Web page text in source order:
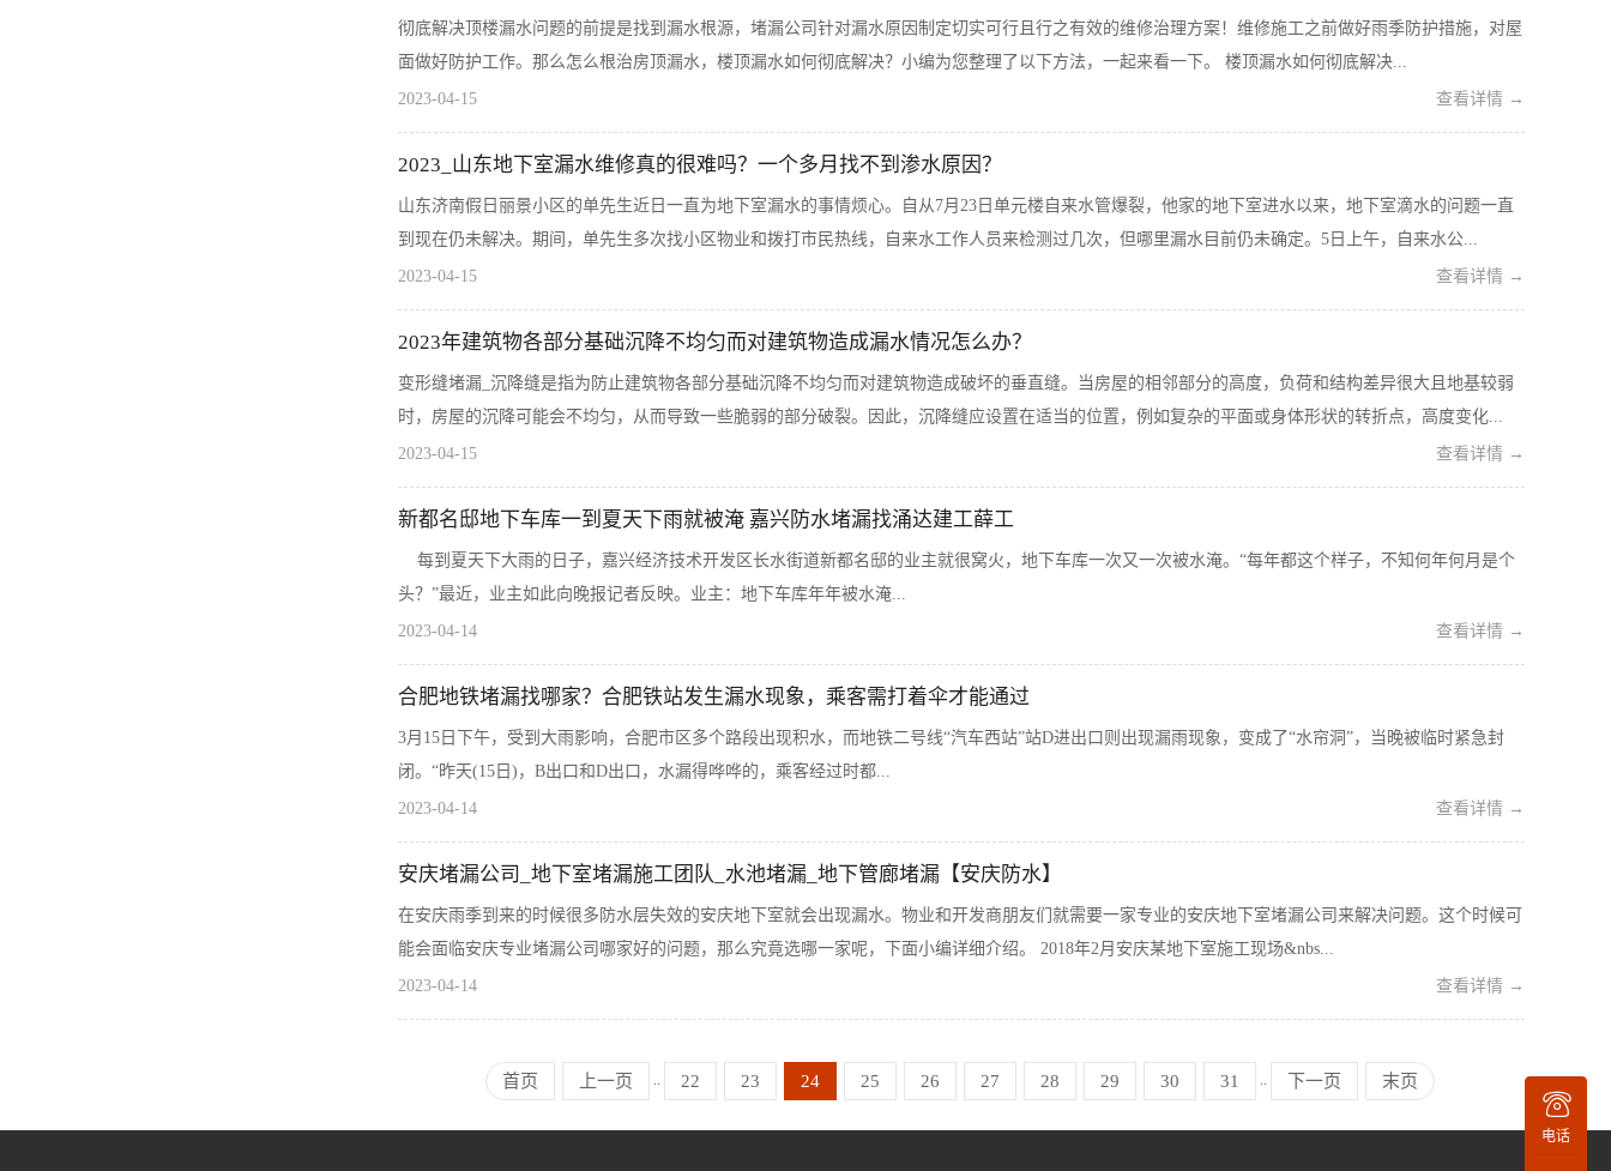
彻底解决顶楼漏水问题的前提是找到漏水根源，堵漏公司针对漏水原因制定切实可行且行之有效的维修治理方案！维修施工之前做好雨季防护措施，对屋
面做好防护工作。那么怎么根治房顶漏水，楼顶漏水如何彻底解决？小编为您整理了以下方法，一起来看一下。 楼顶漏水如何彻底解决...
2023-04-15 查看详情 →
2023_山东地下室漏水维修真的很难吗？一个多月找不到渗水原因？
山东济南假日丽景小区的单先生近日一直为地下室漏水的事情烦心。自从7月23日单元楼自来水管爆裂，他家的地下室进水以来，地下室滴水的问题一直
到现在仍未解决。期间，单先生多次找小区物业和拨打市民热线，自来水工作人员来检测过几次，但哪里漏水目前仍未确定。5日上午，自来水公...
2023-04-15 查看详情 →
2023年建筑物各部分基础沉降不均匀而对建筑物造成漏水情况怎么办？
变形缝堵漏_沉降缝是指为防止建筑物各部分基础沉降不均匀而对建筑物造成破坏的垂直缝。当房屋的相邻部分的高度，负荷和结构差异很大且地基较弱
时，房屋的沉降可能会不均匀，从而导致一些脆弱的部分破裂。因此，沉降缝应设置在适当的位置，例如复杂的平面或身体形状的转折点，高度变化...
2023-04-15 查看详情 →
新都名邸地下车库一到夏天下雨就被淹 嘉兴防水堵漏找涌达建工薛工
每到夏天下大雨的日子，嘉兴经济技术开发区长水街道新都名邸的业主就很窝火，地下车库一次又一次被水淹。“每年都这个样子，不知何年何月是个
头？”最近，业主如此向晚报记者反映。业主：地下车库年年被水淹...
2023-04-14 查看详情 →
合肥地铁堵漏找哪家？合肥铁站发生漏水现象，乘客需打着伞才能通过
3月15日下午，受到大雨影响，合肥市区多个路段出现积水，而地铁二号线“汽车西站”站D进出口则出现漏雨现象，变成了“水帘洞”，当晚被临时紧急封
闭。“昨天(15日)，B出口和D出口，水漏得哗哗的，乘客经过时都...
2023-04-14 查看详情 →
安庆堵漏公司_地下室堵漏施工团队_水池堵漏_地下管廊堵漏【安庆防水】
在安庆雨季到来的时候很多防水层失效的安庆地下室就会出现漏水。物业和开发商朋友们就需要一家专业的安庆地下室堵漏公司来解决问题。这个时候可
能会面临安庆专业堵漏公司哪家好的问题，那么究竟选哪一家呢，下面小编详细介绍。 2018年2月安庆某地下室施工现场&nbs...
2023-04-14 查看详情 →
首页 上一页 22 23 24 25 26 27 28 29 30 31 下一页 末页
电话